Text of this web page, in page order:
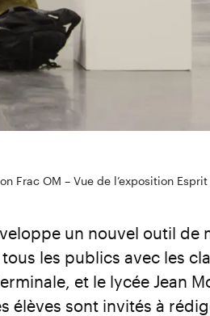
Frac OM – Vue de l’exposition
un nouvel outil de
les publics avec les
et le lycée Jean
élèves sont invités à